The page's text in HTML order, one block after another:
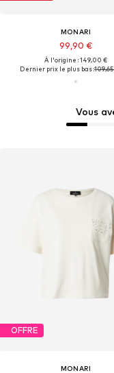
Vous
MONARI
99,90 €
À l'origine : 149,00 €
Dernier prix le plus bas :
OFFRE
MONARI